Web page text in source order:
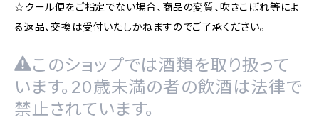
☆クール便をご指定でない場合、商品の変質、吹きこぼれ等によ
る返品、交換は受付いたしかねますのでご了承ください。
このショップでは酒類を取り扱って
います。20歳未満の者の飲酒は法律で
禁止されています。